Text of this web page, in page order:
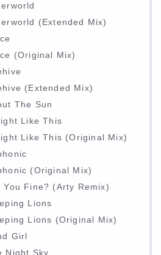
(Extended Mix)
(Original Mix)
(Extended Mix)
The Sun
Like This
Like This (Original Mix)
(Original Mix)
You Fine? (Arty Remix)
Lions
Lions (Original Mix)
Girl
Night Sky